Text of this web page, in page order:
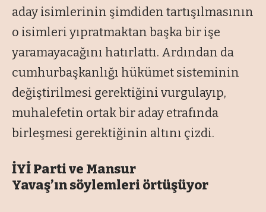
aday isimlerinin şimdiden tartışılmasının
o isimleri yıpratmaktan başka bir işe
yaramayacağını hatırlattı. Ardından da
cumhurbaşkanlığı hükümet sisteminin
değiştirilmesi gerektiğini vurgulayıp,
muhalefetin ortak bir aday etrafında
birleşmesi gerektiğinin altını çizdi.
İYİ Parti ve Mansur
Yavaş’ın söylemleri örtüşüyor